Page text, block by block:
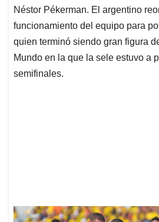
Néstor Pékerman. El argentino
funcionamiento del equipo para
quien terminó siendo gran figura
Mundo en la que la sele estuvo a
semifinales.